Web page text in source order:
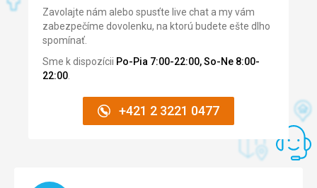
Strava
Vynikající
Ubytovanie
Byli jsme spokojeni.
Služby
Táto recenzia bola preložená automaticky pomocou
Zavolajte nám alebo spusťte live chat a my vám
zabezpečíme dovolenku, na ktorú budete ešte dlho
spomínať.
Sme k dispozícii Po-Pia 7:00-22:00, So-Ne 8:00-
22:00
+421 2 3221 0477